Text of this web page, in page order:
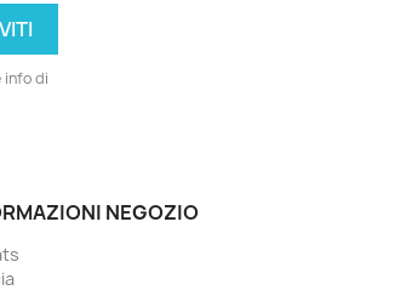
info di
NEGOZIO